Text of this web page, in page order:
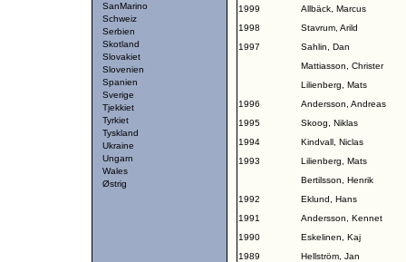
SanMarino
Schweiz
Serbien
Skotland
Slovakiet
Slovenien
Spanien
Sverige
Tjekkiet
Tyrkiet
Tyskland
Ukraine
Ungarn
Wales
Østrig
1999
Allbäck, Marcus
1998
Stavrum, Arild
1997
Sahlin, Dan
Mattiasson, Christer
Lilienberg, Mats
1996
Andersson, Andreas
1995
Skoog, Niklas
1994
Kindvall, Niclas
1993
Lilienberg, Mats
Bertilsson, Henrik
1992
Eklund, Hans
1991
Andersson, Kennet
1990
Eskelinen, Kaj
1989
Hellström, Jan